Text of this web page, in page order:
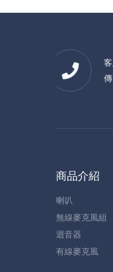
商品介紹
喇叭
無線麥克風組
迴音器
有線麥克風